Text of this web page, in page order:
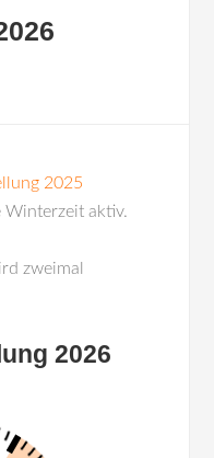
2025
Winterzeit aktiv.
zweimal
2026